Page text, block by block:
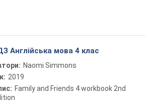
Англійська мова 4 клас
Naomi Simmons
2019
Family and Friends 4 workbook 2nd